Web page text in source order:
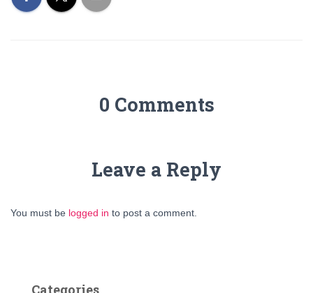
0 Comments
Leave a Reply
You must be logged in to post a comment.
Categories